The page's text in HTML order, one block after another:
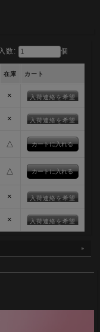
数: 個
在庫 カート
× 入荷連絡を希望
× 入荷連絡を希望
△
△
× 入荷連絡を希望
× 入荷連絡を希望